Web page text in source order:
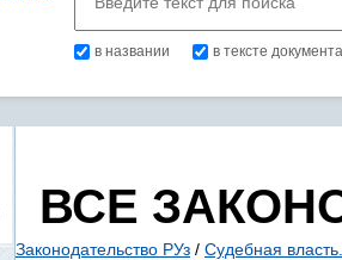
в названии в тексте документа
ВСЕ
Законодательство РУз / Судебная